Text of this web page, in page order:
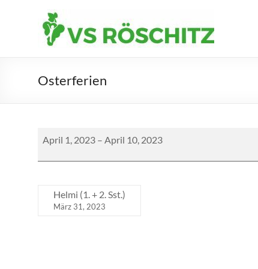
Volksschule
Röschitz
Osterferien
April 1, 2023 – April 10, 2023
Helmi (1. + 2. Sst.)
März 31, 2023